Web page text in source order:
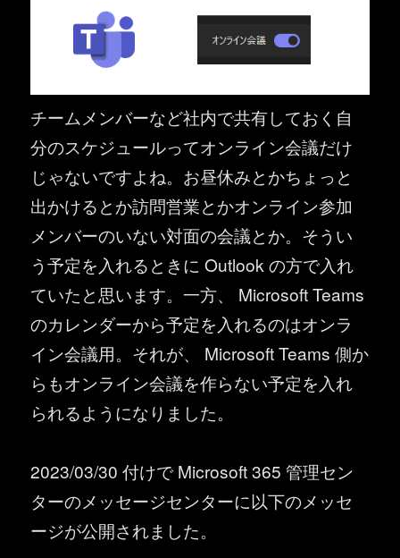
チームメンバーなど社内で共有しておく自
分のスケジュールってオンライン会議だけ
じゃないですよね。お昼休みとかちょっと
出かけるとか訪問営業とかオンライン参加
メンバーのいない対面の会議とか。そうい
う予定を入れるときに Outlook の方で入れ
ていたと思います。一方、 Microsoft Teams
のカレンダーから予定を入れるのはオンラ
イン会議用。それが、 Microsoft Teams 側か
らもオンライン会議を作らない予定を入れ
られるようになりました。
2023/03/30 付けで Microsoft 365 管理セン
ターのメッセージセンターに以下のメッセ
ージが公開されました。